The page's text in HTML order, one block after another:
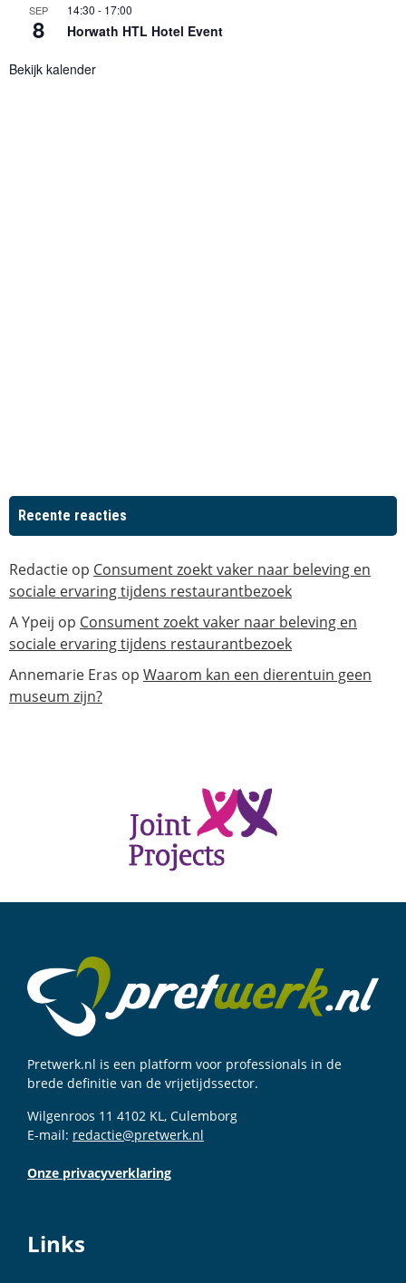
SEP
8
14:30 - 17:00
Horwath HTL Hotel Event
Bekijk kalender
Recente reacties
Redactie op Consument zoekt vaker naar beleving en
sociale ervaring tijdens restaurantbezoek
A Ypeij op Consument zoekt vaker naar beleving en
sociale ervaring tijdens restaurantbezoek
Annemarie Eras op Waarom kan een dierentuin geen
museum zijn?
Pretwerk.nl is een platform voor professionals in de
brede definitie van de vrijetijdssector.
Wilgenroos 11 4102 KL, Culemborg
E-mail: redactie@pretwerk.nl
Onze privacyverklaring
Links